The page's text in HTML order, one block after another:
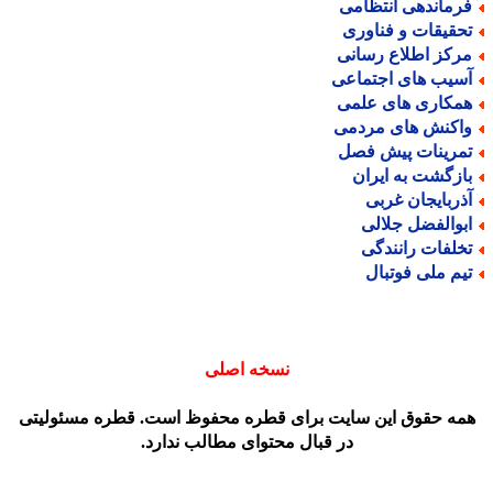
انتظامی
و فناوری
اطلاع رسانی
های اجتماعی
های علمی
های مردمی
پیش فصل
به ایران
غربی
جلالی
رانندگی
ملی فوتبال
نسخه اصلی
حقوق این سایت برای قطره محفوظ است. قطره مسئولیتی
در قبال محتوای مطالب ندارد.